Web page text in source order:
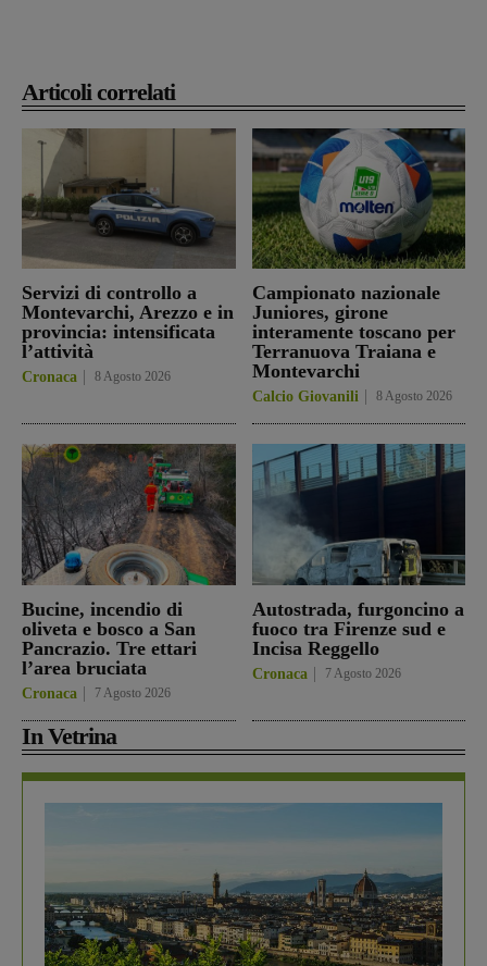
Articoli correlati
Servizi di controllo a
Montevarchi, Arezzo e in
provincia: intensificata
l’attività
Cronaca 8 Agosto 2026
Campionato nazionale
Juniores, girone
interamente toscano per
Terranuova Traiana e
Montevarchi
Calcio Giovanili 8 Agosto 2026
Bucine, incendio di
oliveta e bosco a San
Pancrazio. Tre ettari
l’area bruciata
Cronaca 7 Agosto 2026
Autostrada, furgoncino a
fuoco tra Firenze sud e
Incisa Reggello
Cronaca 7 Agosto 2026
In Vetrina